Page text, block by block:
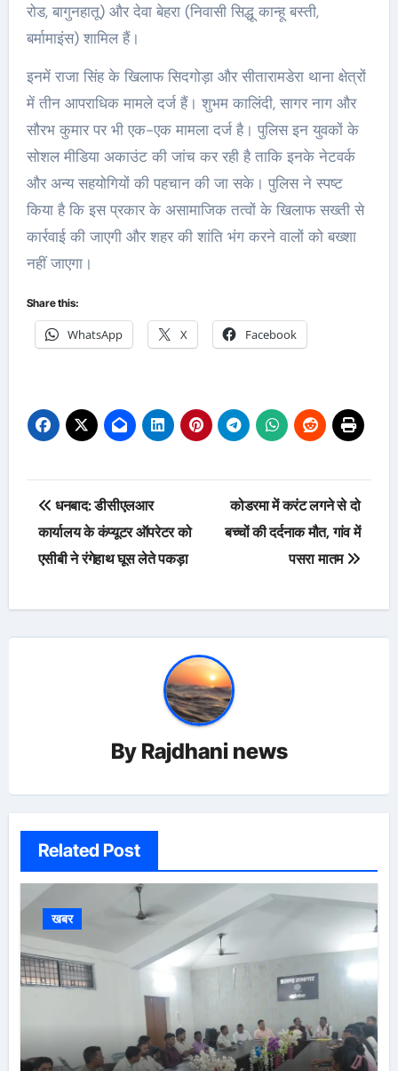
रोड, बागुनहातू) और देवा बेहरा (निवासी सिद्धू कान्हू बस्ती,
बर्मामाइंस) शामिल हैं।
इनमें राजा सिंह के खिलाफ सिदगोड़ा और सीतारामडेरा थाना क्षेत्रों
में तीन आपराधिक मामले दर्ज हैं। शुभम कालिंदी, सागर नाग और
सौरभ कुमार पर भी एक-एक मामला दर्ज है। पुलिस इन युवकों के
सोशल मीडिया अकाउंट की जांच कर रही है ताकि इनके नेटवर्क
और अन्य सहयोगियों की पहचान की जा सके। पुलिस ने स्पष्ट
किया है कि इस प्रकार के असामाजिक तत्वों के खिलाफ सख्ती से
कार्रवाई की जाएगी और शहर की शांति भंग करने वालों को बख्शा
नहीं जाएगा।
Share this:
WhatsApp X Facebook
Post
navigation
धनबाद: डीसीएलआर
कार्यालय के कंप्यूटर ऑपरेटर को
एसीबी ने रंगेहाथ घूस लेते पकड़ा
कोडरमा में करंट लगने से दो
बच्चों की दर्दनाक मौत, गांव में
पसरा मातम
By Rajdhani news
Related Post
खबर